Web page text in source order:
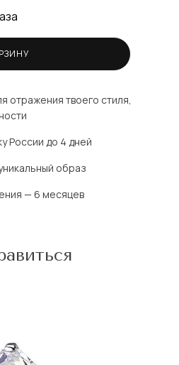
отражения твоего стиля,
России до 4 дней
образ
— 6 месяцев